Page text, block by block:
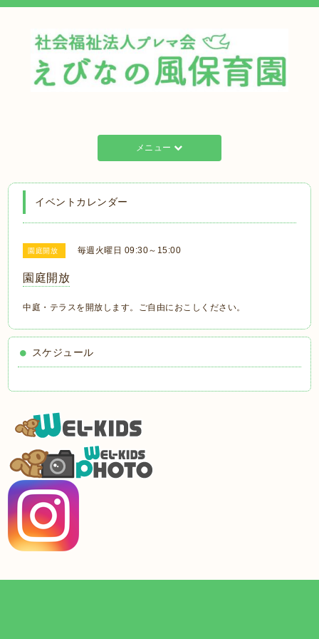
メニュー
イベントカレンダー
園庭開放 毎週火曜日 09:30～15:00
園庭開放
中庭・テラスを開放します。ご自由におこしください。
スケジュール